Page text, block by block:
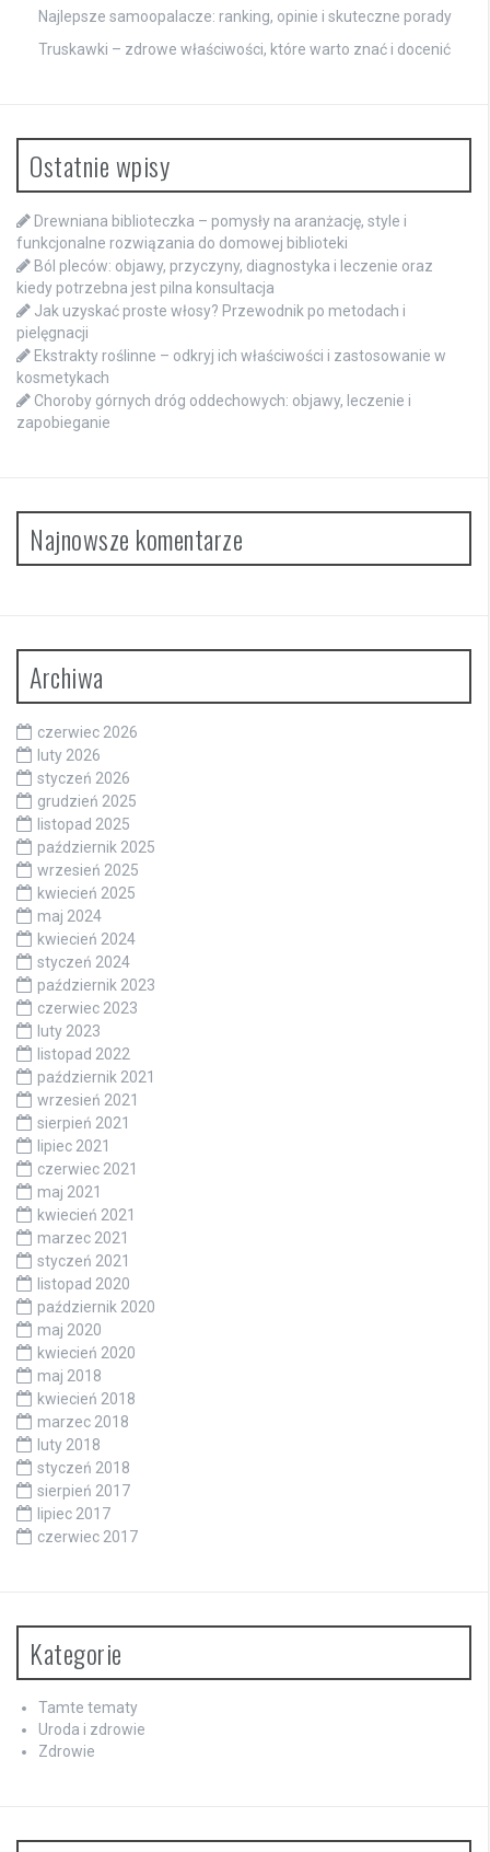
Najlepsze samoopalacze: ranking, opinie i skuteczne porady
Truskawki – zdrowe właściwości, które warto znać i docenić
Ostatnie wpisy
Drewniana biblioteczka – pomysły na aranżację, style i
funkcjonalne rozwiązania do domowej biblioteki
Ból pleców: objawy, przyczyny, diagnostyka i leczenie oraz
kiedy potrzebna jest pilna konsultacja
Jak uzyskać proste włosy? Przewodnik po metodach i
pielęgnacji
Ekstrakty roślinne – odkryj ich właściwości i zastosowanie w
kosmetykach
Choroby górnych dróg oddechowych: objawy, leczenie i
zapobieganie
Najnowsze komentarze
Archiwa
czerwiec 2026
luty 2026
styczeń 2026
grudzień 2025
listopad 2025
październik 2025
wrzesień 2025
kwiecień 2025
maj 2024
kwiecień 2024
styczeń 2024
październik 2023
czerwiec 2023
luty 2023
listopad 2022
październik 2021
wrzesień 2021
sierpień 2021
lipiec 2021
czerwiec 2021
maj 2021
kwiecień 2021
marzec 2021
styczeń 2021
listopad 2020
październik 2020
maj 2020
kwiecień 2020
maj 2018
kwiecień 2018
marzec 2018
luty 2018
styczeń 2018
sierpień 2017
lipiec 2017
czerwiec 2017
Kategorie
Tamte tematy
Uroda i zdrowie
Zdrowie